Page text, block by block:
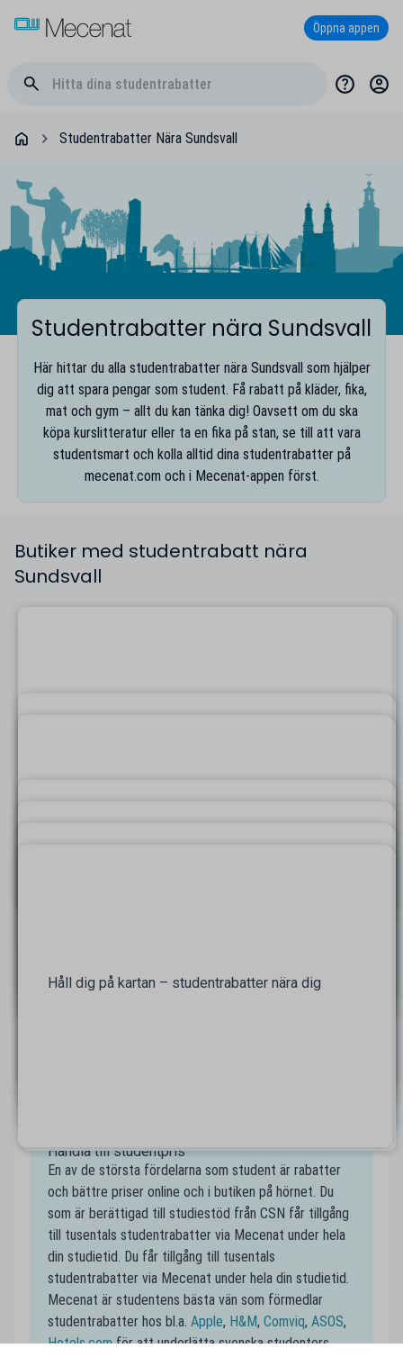
Öppna appen
Studentrabatter Nära Sundsvall
Studentrabatter nära Sundsvall
Här hittar du alla studentrabatter nära Sundsvall som hjälper
dig att spara pengar som student. Få rabatt på kläder, fika,
mat och gym – allt du kan tänka dig! Oavsett om du ska
köpa kurslitteratur eller ta en fika på stan, se till att vara
studentsmart och kolla alltid dina studentrabatter på
mecenat.com och i Mecenat-appen först.
Butiker med studentrabatt nära
Sundsvall
Håll dig på kartan – studentrabatter nära dig
Handla till studentpris
En av de största fördelarna som student är rabatter
och bättre priser online och i butiken på hörnet. Du
som är berättigad till studiestöd från CSN får tillgång
till tusentals studentrabatter via Mecenat under hela
din studietid. Du får tillgång till tusentals
studentrabatter via Mecenat under hela din studietid.
Mecenat är studentens bästa vän som förmedlar
studentrabatter hos bl.a.Apple, H&M,Comviq,ASOS,
Hotels.comför att underlätta svenska studenters